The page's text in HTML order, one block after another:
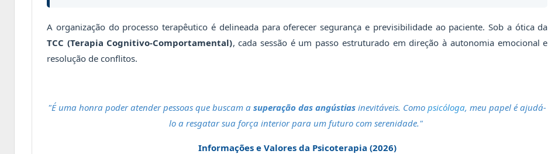
A organização do processo terapêutico é delineada para oferecer segurança e previsibilidade ao paciente. Sob a ótica da
TCC (Terapia Cognitivo-Comportamental), cada sessão é um passo estruturado em direção à autonomia emocional e
resolução de conflitos.
"É uma honra poder atender pessoas que buscam asuperação das angústias inevitáveis. Comopsicóloga, meu papel é ajudá-
lo a resgatar sua força interior para um futuro com serenidade."
Informações e Valores da Psicoterapia (2026)